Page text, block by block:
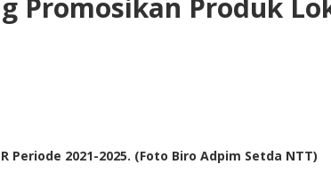
Promosikan Produk
2021-2025. (Foto Biro Adpim Setda NTT)